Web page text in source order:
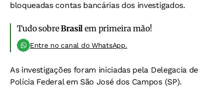
bloqueadas contas bancárias dos investigados.
Tudo sobreBrasil em primeira mão!
Entre no canal do WhatsApp.
As investigações foram iniciadas pela Delegacia de
Polícia Federal em São José dos Campos (SP).